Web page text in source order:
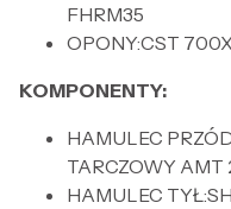
FHRM35
OPONY:CST
KOMPONENTY:
HAMULEC
TARCZOWY AMT
HAMULEC